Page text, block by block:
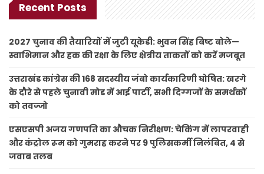
Recent Posts
2027 चुनाव की तैयारियों में जुटी यूकेडी: भुवन सिंह बिष्ट बोले—
स्वाभिमान और हक की रक्षा के लिए क्षेत्रीय ताकतों को करें मजबूत
उत्तराखंड कांग्रेस की 168 सदस्यीय जंबो कार्यकारिणी घोषित: खरगे
के दौरे से पहले चुनावी मोड में आई पार्टी, सभी दिग्गजों के समर्थकों
को तवज्जो
एसएसपी अजय गणपति का औचक निरीक्षण: चेकिंग में लापरवाही
और कंट्रोल रूम को गुमराह करने पर 9 पुलिसकर्मी निलंबित, 4 से
जवाब तलब